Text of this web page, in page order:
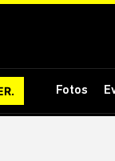
Fotos